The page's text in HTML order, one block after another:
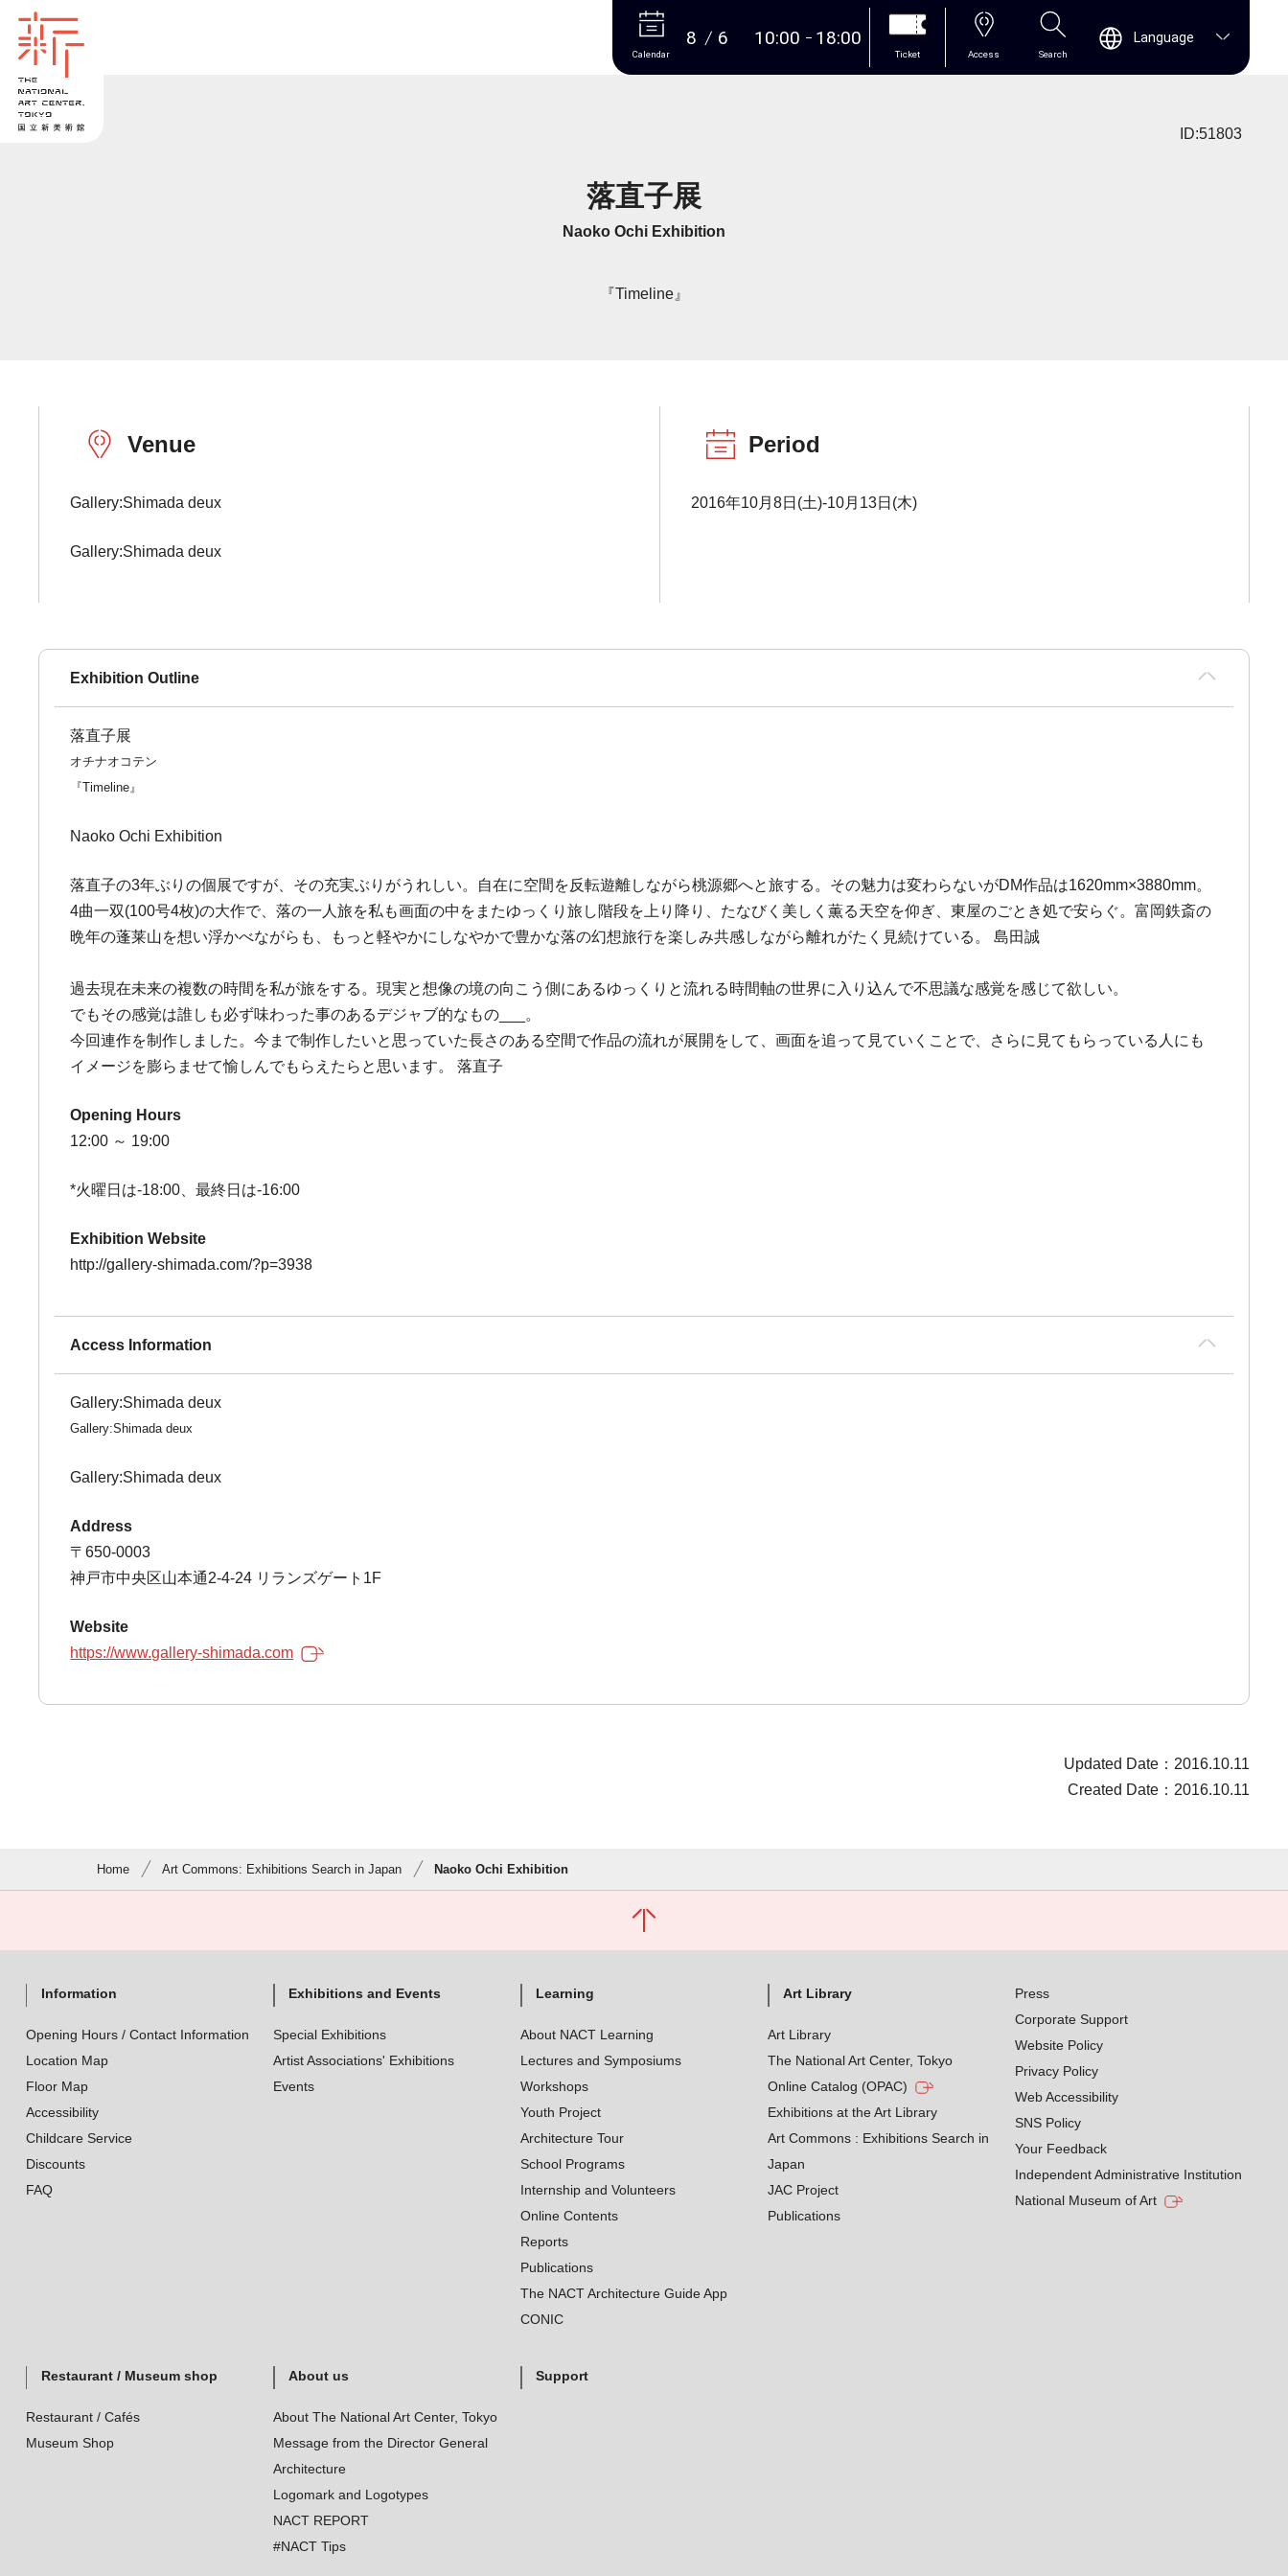
More
Calendar
8 6 10:00 18:00
Ticket Access Search
Language
ID:51803
落直子展
Naoko Ochi Exhibition
『Timeline』
Venue
Gallery:Shimada deux
Gallery:Shimada deux
Period
2016年10月8日(土)-10月13日(木)
Exhibition Outline
落直子展
オチナオコテン
『Timeline』
Naoko Ochi Exhibition
落直子の3年ぶりの個展ですが、その充実ぶりがうれしい。自在に空間を反転遊離しながら桃源郷へと旅する。その魅力は変わらないがDM作品は1620mm×3880mm。
4曲一双(100号4枚)の大作で、落の一人旅を私も画面の中をまたゆっくり旅し階段を上り降り、たなびく美しく薫る天空を仰ぎ、東屋のごとき処で安らぐ。富岡鉄斎の
晩年の蓬莱山を想い浮かべながらも、もっと軽やかにしなやかで豊かな落の幻想旅行を楽しみ共感しながら離れがたく見続けている。 島田誠
過去現在未来の複数の時間を私が旅をする。現実と想像の境の向こう側にあるゆっくりと流れる時間軸の世界に入り込んで不思議な感覚を感じて欲しい。
でもその感覚は誰しも必ず味わった事のあるデジャブ的なもの___。
今回連作を制作しました。今まで制作したいと思っていた長さのある空間で作品の流れが展開をして、画面を追って見ていくことで、さらに見てもらっている人にも
イメージを膨らませて愉しんでもらえたらと思います。 落直子
Opening Hours
12:00 ～ 19:00
*火曜日は-18:00、最終日は-16:00
Exhibition Website
http://gallery-shimada.com/?p=3938
Access Information
Gallery:Shimada deux
Gallery:Shimada deux
Gallery:Shimada deux
Address
〒650-0003
神戸市中央区山本通2-4-24 リランズゲート1F
Website
https://www.gallery-shimada.com
Updated Date：2016.10.11
Created Date：2016.10.11
Home Art Commons: Exhibitions Search in Japan Naoko Ochi Exhibition
Information
Opening Hours / Contact Information
Location Map
Floor Map
Accessibility
Childcare Service
Discounts
FAQ
Exhibitions and Events
Special Exhibitions
Artist Associations' Exhibitions
Events
Learning
About NACT Learning
Lectures and Symposiums
Workshops
Youth Project
Architecture Tour
School Programs
Internship and Volunteers
Online Contents
Reports
Publications
The NACT Architecture Guide App
CONIC
Art Library
Art Library
The National Art Center, Tokyo
Online Catalog (OPAC)
Exhibitions at the Art Library
Art Commons : Exhibitions Search in
Japan
JAC Project
Publications
Restaurant / Museum shop
Restaurant / Cafés
Museum Shop
About us
About The National Art Center, Tokyo
Message from the Director General
Architecture
Logomark and Logotypes
NACT REPORT
#NACT Tips
Support
Press
Corporate Support
Website Policy
Privacy Policy
Web Accessibility
SNS Policy
Your Feedback
Independent Administrative Institution
National Museum of Art